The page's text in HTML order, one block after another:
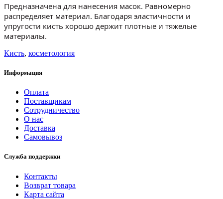
Предназначена для нанесения масок. Равномерно
распределяет материал. Благодаря эластичности и
упругости кисть хорошо держит плотные и тяжелые
материалы.
Кисть, косметология
Информация
Оплата
Поставщикам
Сотрудничество
О нас
Доставка
Самовывоз
Служба поддержки
Контакты
Возврат товара
Карта сайта